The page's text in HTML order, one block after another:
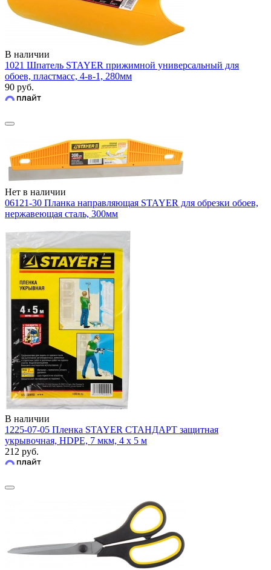
В наличии
1021 Шпатель STAYER прижимной универсальный для
обоев, пластмасс, 4-в-1, 280мм
90 руб.
Нет в наличии
06121-30 Планка направляющая STAYER для обрезки обоев,
нержавеющая сталь, 300мм
В наличии
1225-07-05 Пленка STAYER СТАНДАРТ защитная
укрывочная, HDPE, 7 мкм, 4 х 5 м
212 руб.